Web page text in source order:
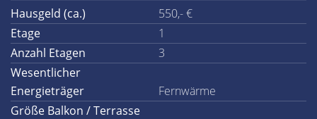
Hausgeld (ca.)
550,- €
Etage
1
Anzahl Etagen
3
Wesentlicher
Energieträger
Fernwärme
Größe Balkon / Terrasse